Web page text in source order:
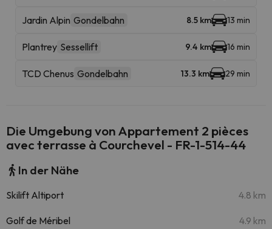
Jardin Alpin Gondelbahn 8.5 km 13 min
Plantrey Sessellift 9.4 km 16 min
TCD Chenus Gondelbahn 13.3 km 29 min
Die Umgebung von Appartement 2 pièces
avec terrasse à Courchevel - FR-1-514-44
In der Nähe
Skilift Altiport 4.8 km
Golf de Méribel 4.9 km